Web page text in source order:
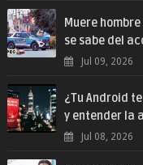
Muere
se sabe del
Jul 09, 2026
¿Tu Android
y entender la
Jul 08, 2026